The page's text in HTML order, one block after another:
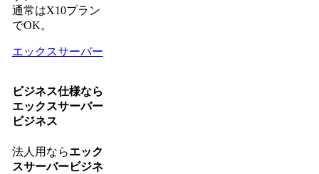
通常はX10プラン
でOK。
エックスサーバー
ビジネス仕様なら
エックスサーバー
ビジネス
法人用ならエック
スサーバービジネ